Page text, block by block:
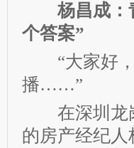
杨昌成：
个答案”
“大家好，
播……”
在深圳龙岗
的房产经纪